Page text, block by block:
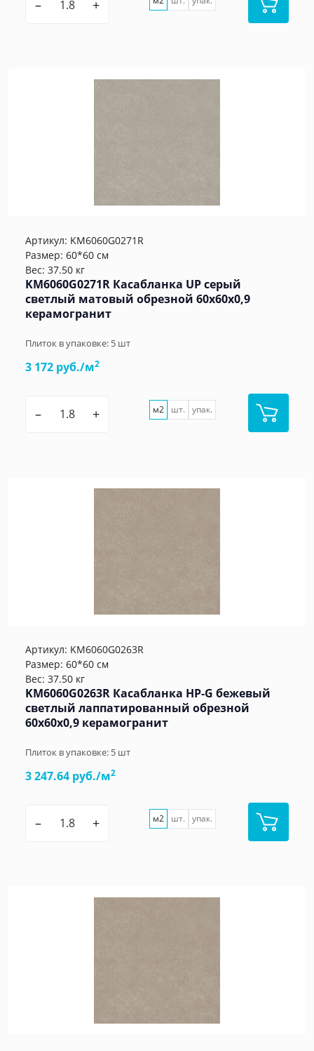
– +
Артикул: KM6060G0271R
Размер: 60*60 см
Вес: 37.50 кг
KM6060G0271R Касабланка UP серый
светлый матовый обрезной 60x60x0,9
керамогранит
Плиток в упаковке: 5 шт
3 172 руб./м2
– + м2 шт. упак.
Артикул: KM6060G0263R
Размер: 60*60 см
Вес: 37.50 кг
KM6060G0263R Касабланка HP-G бежевый
светлый лаппатированный обрезной
60x60x0,9 керамогранит
Плиток в упаковке: 5 шт
3 247.64 руб./м2
– + м2 шт. упак.